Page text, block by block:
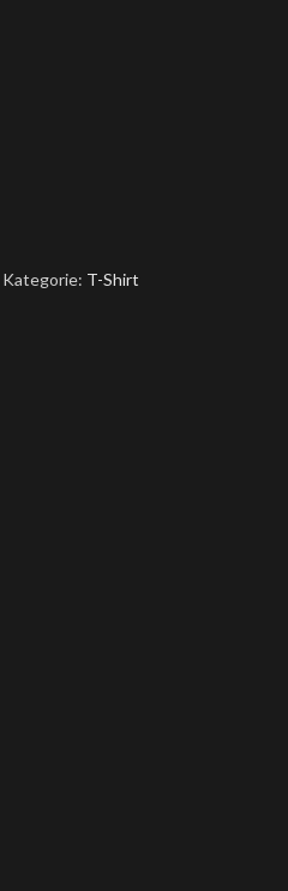
Kategorie: T-Shirt